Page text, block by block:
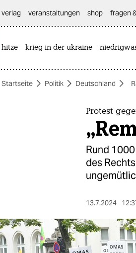
themen
berlin
nord
verlag
veranstaltungen shop fragen
hitze krieg in der ukraine
Startseite Politik Deutschland
Protest
Rund
des
13.7.2024